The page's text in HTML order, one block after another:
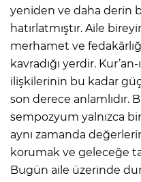
yeniden ve daha derin
hatırlatmıştır. Aile
merhamet ve
kavradığı yerdir.
ilişkilerinin bu kadar
son derece
sempozyum yalnızca
aynı zamanda
korumak ve geleceğe
Bugün aile üzerinde